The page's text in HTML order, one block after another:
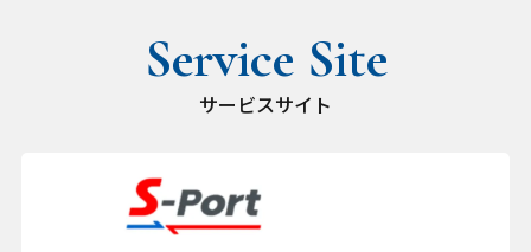
サービスサイト